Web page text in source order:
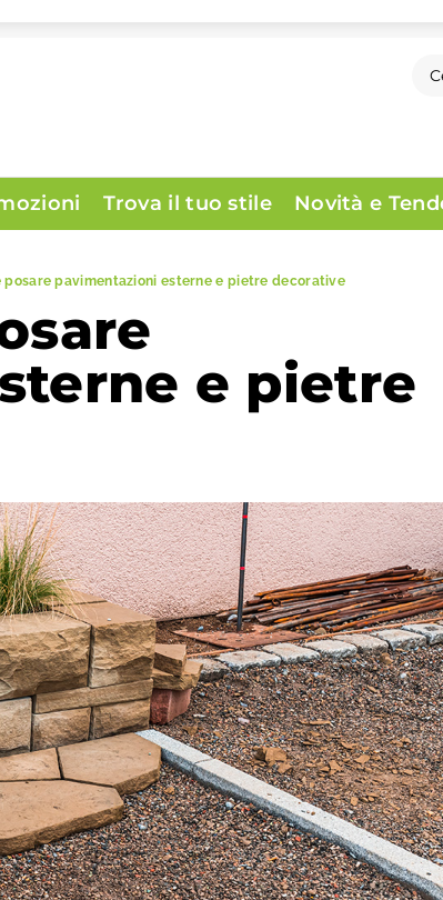
Trova il tuo stile Novità e
posare pavimentazioni esterne e pietre decorative
e pietre